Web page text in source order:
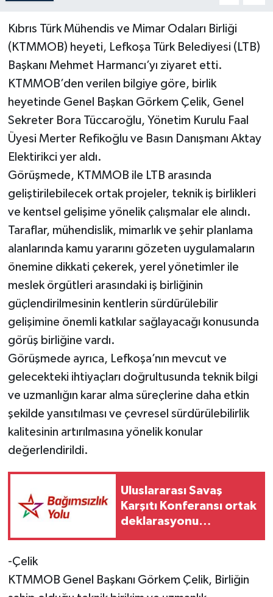
Kıbrıs Türk Mühendis ve Mimar Odaları Birliği
(KTMMOB) heyeti, Lefkoşa Türk Belediyesi (LTB)
Başkanı Mehmet Harmancı’yı ziyaret etti.
KTMMOB’den verilen bilgiye göre, birlik
heyetinde Genel Başkan Görkem Çelik, Genel
Sekreter Bora Tüccaroğlu, Yönetim Kurulu Faal
Üyesi Merter Refikoğlu ve Basın Danışmanı Aktay
Elektirikci yer aldı.
Görüşmede, KTMMOB ile LTB arasında
geliştirilebilecek ortak projeler, teknik iş birlikleri
ve kentsel gelişime yönelik çalışmalar ele alındı.
Taraflar, mühendislik, mimarlık ve şehir planlama
alanlarında kamu yararını gözeten uygulamaların
önemine dikkati çekerek, yerel yönetimler ile
meslek örgütleri arasındaki iş birliğinin
güçlendirilmesinin kentlerin sürdürülebilir
gelişimine önemli katkılar sağlayacağı konusunda
görüş birliğine vardı.
Görüşmede ayrıca, Lefkoşa’nın mevcut ve
gelecekteki ihtiyaçları doğrultusunda teknik bilgi
ve uzmanlığın karar alma süreçlerine daha etkin
şekilde yansıtılması ve çevresel sürdürülebilirlik
kalitesinin artırılmasına yönelik konular
değerlendirildi.
Uluslararası Savaş
Karşıtı Konferansı ortak
deklarasyonu
-Çelik
KTMMOB Genel Başkanı Görkem Çelik, Birliğin